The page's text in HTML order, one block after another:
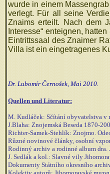
wurde in einem
verlegt. Für all seine
Znaims erteilt. Nach dem
Interesse“ enteignen,
Eintrittssaal des Znaimer
Villa ist ein eingetragenes
Dr. Lubomír Černošek, Mai 2010.
Quellen und Literatur:
M. Kudláček: Sčítání obyvatelstva v
J.Blaha: Znojemská Beseda 1870-
Richter-Samek-Stehlík: Znojmo.
Různé novinové články, osobní
Rodinný archiv a rodinné album dra.
J. Sedlák a kol.: Slavné vily
Dokumenty Státního okresního